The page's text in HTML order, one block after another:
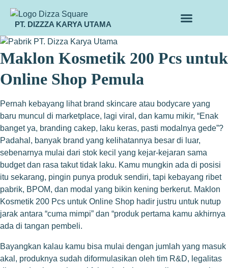
PT. DIZZZA KARYA UTAMA
Maklon Kosmetik 200 Pcs untuk
Online Shop Pemula
Pernah kebayang lihat brand skincare atau bodycare yang
baru muncul di marketplace, lagi viral, dan kamu mikir, “Enak
banget ya, branding cakep, laku keras, pasti modalnya gede”?
Padahal, banyak brand yang kelihatannya besar di luar,
sebenarnya mulai dari stok kecil yang kejar-kejaran sama
budget dan rasa takut tidak laku. Kamu mungkin ada di posisi
itu sekarang, pingin punya produk sendiri, tapi kebayang ribet
pabrik, BPOM, dan modal yang bikin kening berkerut. Maklon
Kosmetik 200 Pcs untuk Online Shop hadir justru untuk nutup
jarak antara “cuma mimpi” dan “produk pertama kamu akhirnya
ada di tangan pembeli.
Bayangkan kalau kamu bisa mulai dengan jumlah yang masuk
akal, produknya sudah diformulasikan oleh tim R&D, legalitas